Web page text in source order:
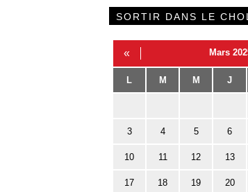
SORTIR DANS LE
« Mars
L M M J
3 4 5 6
10 11 12 13
17 18 19 20